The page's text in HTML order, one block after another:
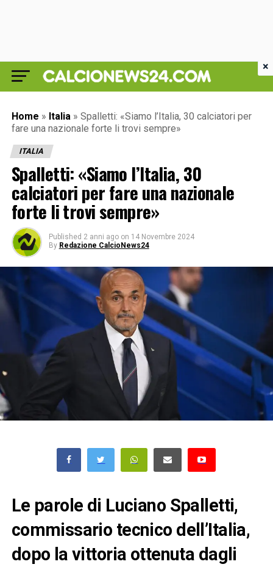
Home » Italia » Spalletti: «Siamo l’Italia, 30 calciatori per
fare una nazionale forte li trovi sempre»
ITALIA
Spalletti: «Siamo l’Italia, 30
calciatori per fare una nazionale
forte li trovi sempre»
Published 2 anni ago on 14 Novembre 2024
By Redazione CalcioNews24
Le parole di Luciano Spalletti,
commissario tecnico dell’Italia,
dopo la vittoria ottenuta dagli
×